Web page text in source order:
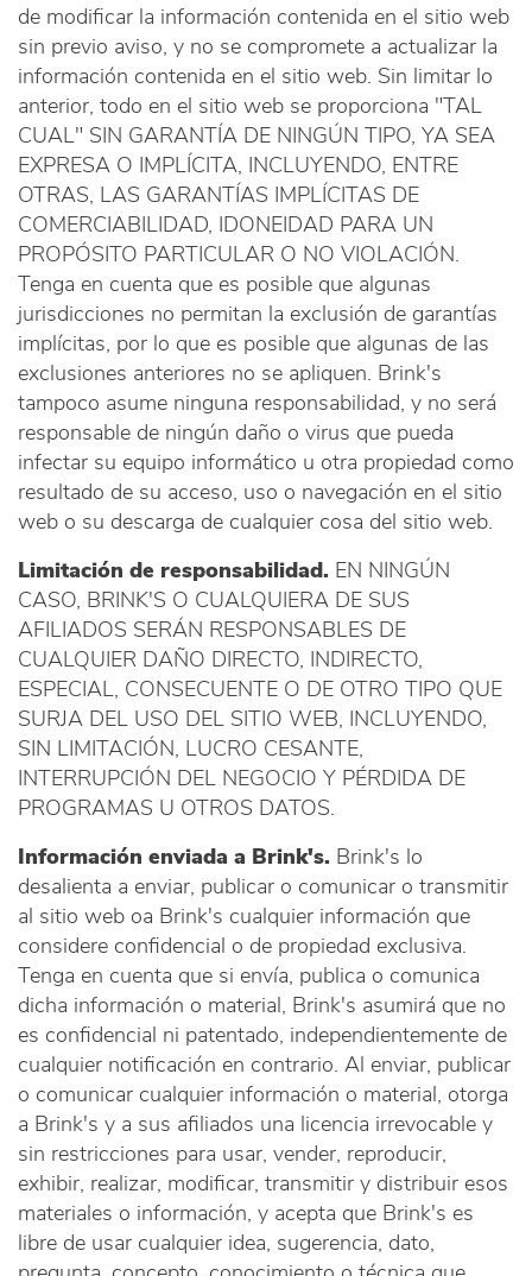
de modificar la información contenida en el sitio web
sin previo aviso, y no se compromete a actualizar la
información contenida en el sitio web. Sin limitar lo
anterior, todo en el sitio web se proporciona "TAL
CUAL" SIN GARANTÍA DE NINGÚN TIPO, YA SEA
EXPRESA O IMPLÍCITA, INCLUYENDO, ENTRE
OTRAS, LAS GARANTÍAS IMPLÍCITAS DE
COMERCIABILIDAD, IDONEIDAD PARA UN
PROPÓSITO PARTICULAR O NO VIOLACIÓN.
Tenga en cuenta que es posible que algunas
jurisdicciones no permitan la exclusión de garantías
implícitas, por lo que es posible que algunas de las
exclusiones anteriores no se apliquen. Brink's
tampoco asume ninguna responsabilidad, y no será
responsable de ningún daño o virus que pueda
infectar su equipo informático u otra propiedad como
resultado de su acceso, uso o navegación en el sitio
web o su descarga de cualquier cosa del sitio web.
Limitación de responsabilidad. EN NINGÚN
CASO, BRINK'S O CUALQUIERA DE SUS
AFILIADOS SERÁN RESPONSABLES DE
CUALQUIER DAÑO DIRECTO, INDIRECTO,
ESPECIAL, CONSECUENTE O DE OTRO TIPO QUE
SURJA DEL USO DEL SITIO WEB, INCLUYENDO,
SIN LIMITACIÓN, LUCRO CESANTE,
INTERRUPCIÓN DEL NEGOCIO Y PÉRDIDA DE
PROGRAMAS U OTROS DATOS.
Información enviada a Brink's. Brink's lo
desalienta a enviar, publicar o comunicar o transmitir
al sitio web oa Brink's cualquier información que
considere confidencial o de propiedad exclusiva.
Tenga en cuenta que si envía, publica o comunica
dicha información o material, Brink's asumirá que no
es confidencial ni patentado, independientemente de
cualquier notificación en contrario. Al enviar, publicar
o comunicar cualquier información o material, otorga
a Brink's y a sus afiliados una licencia irrevocable y
sin restricciones para usar, vender, reproducir,
exhibir, realizar, modificar, transmitir y distribuir esos
materiales o información, y acepta que Brink's es
libre de usar cualquier idea, sugerencia, dato,